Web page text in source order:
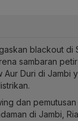
blackout di
sambaran
Aur Duri di Jambi
dan
di Jambi,